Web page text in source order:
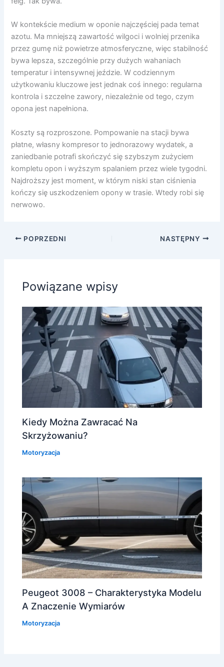
W kontekście medium w oponie najczęściej pada temat
azotu. Ma mniejszą zawartość wilgoci i wolniej przenika
przez gumę niż powietrze atmosferyczne, więc stabilność
bywa lepsza, szczególnie przy dużych wahaniach
temperatur i intensywnej jeździe. W codziennym
użytkowaniu kluczowe jest jednak coś innego: regularna
kontrola i szczelne zawory, niezależnie od tego, czym
opona jest napełniona.
Koszty są rozproszone. Pompowanie na stacji bywa
płatne, własny kompresor to jednorazowy wydatek, a
zaniedbanie potrafi skończyć się szybszym zużyciem
kompletu opon i wyższym spalaniem przez wiele tygodni.
Najdroższy jest moment, w którym niski stan ciśnienia
kończy się uszkodzeniem opony w trasie. Wtedy robi się
nerwowo.
POPRZEDNI NASTĘPNY
Powiązane wpisy
Kiedy Można Zawracać Na
Skrzyżowaniu?
Motoryzacja
Peugeot 3008 – Charakterystyka Modelu
A Znaczenie Wymiarów
Motoryzacja